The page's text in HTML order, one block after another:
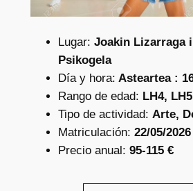
Lugar: Joakin Lizarraga
Psikogela
Día y hora: Asteartea :
Rango de edad: LH4,
Tipo de actividad: Arte,
Matriculación: 22/05/
Precio anual: 95-115 €